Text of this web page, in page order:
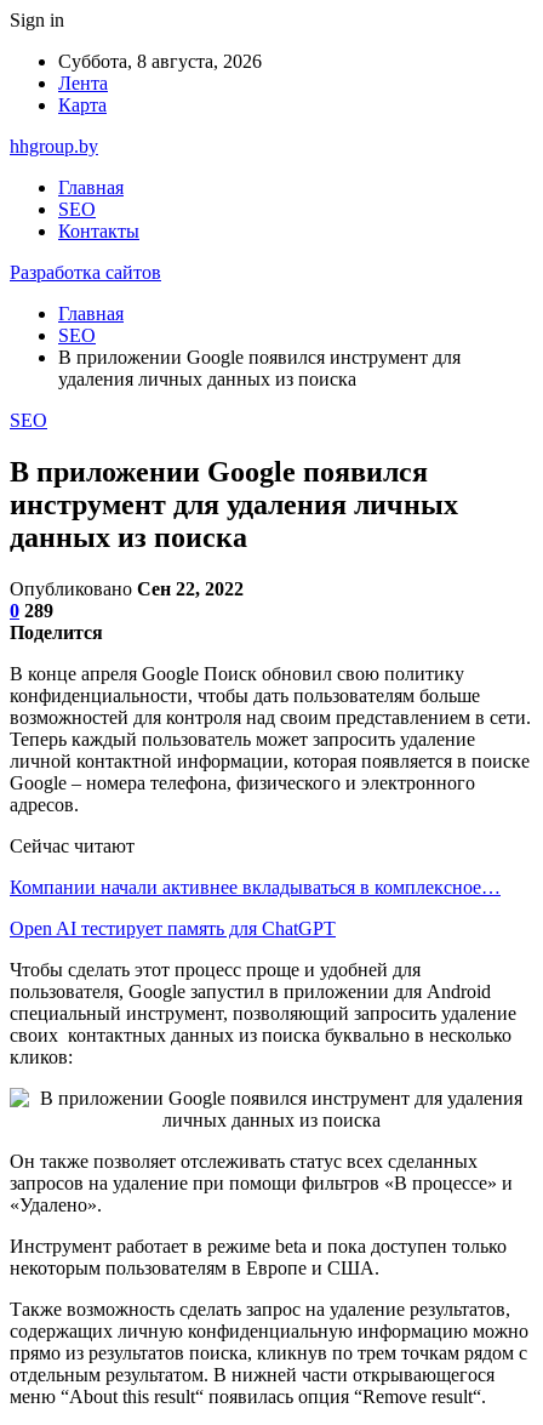
Sign in
Суббота, 8 августа, 2026
Лента
Карта
hhgroup.by
Главная
SEO
Контакты
Разработка сайтов
Главная
SEO
В приложении Google появился инструмент для
удаления личных данных из поиска
SEO
В приложении Google появился
инструмент для удаления личных
данных из поиска
Опубликовано Сен 22, 2022
0 289
Поделится
В конце апреля Google Поиск обновил свою политику
конфиденциальности, чтобы дать пользователям больше
возможностей для контроля над своим представлением в сети.
Теперь каждый пользователь может запросить удаление
личной контактной информации, которая появляется в поиске
Google – номера телефона, физического и электронного
адресов.
Сейчас читают
Компании начали активнее вкладываться в комплексное…
Open AI тестирует память для ChatGPT
Чтобы сделать этот процесс проще и удобней для
пользователя, Google запустил в приложении для Android
специальный инструмент, позволяющий запросить удаление
своих контактных данных из поиска буквально в несколько
кликов:
Он также позволяет отслеживать статус всех сделанных
запросов на удаление при помощи фильтров «В процессе» и
«Удалено».
Инструмент работает в режиме beta и пока доступен только
некоторым пользователям в Европе и США.
Также возможность сделать запрос на удаление результатов,
содержащих личную конфиденциальную информацию можно
прямо из результатов поиска, кликнув по трем точкам рядом с
отдельным результатом. В нижней части открывающегося
меню “About this result“ появилась опция “Remove result“.